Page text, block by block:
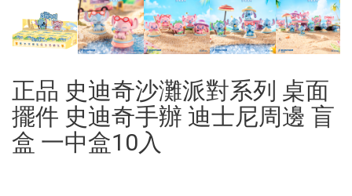
正品 史迪奇沙灘派對系列 桌面
擺件 史迪奇手辦 迪士尼周邊 盲
盒 一中盒10入